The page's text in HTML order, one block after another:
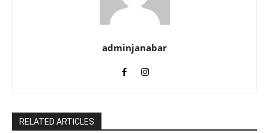
adminjanabar
RELATED ARTICLES